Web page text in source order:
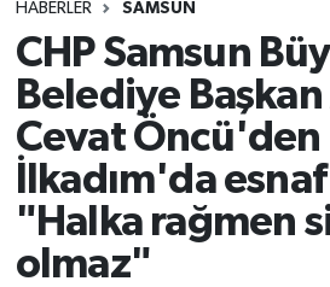
HABERLER SAMSUN
CHP Samsun
Belediye Başkan
Cevat Öncü'den
İlkadım'da
"Halka rağmen
olmaz"
Sokak Röportajları
Genel
Dünya
Eğitim
Sağlık
Samsun Namaz Vakitleri
Samsun Trafik Yoğunluk
Süper Lig Puan Durumu ve
Tüm Manşetler
Son Dakika Haberleri